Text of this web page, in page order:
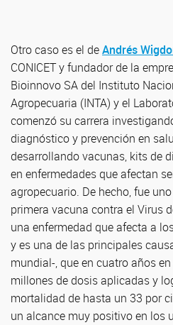
Otro caso es el deAndrés
CONICET y fundador de la
Bioinnovo SA del Instituto
Agropecuaria (INTA) y el
comenzó su carrera
diagnóstico y prevención en
desarrollando vacunas, kits de
en enfermedades que afectan
agropecuario. De hecho, fue
primera vacuna contra el Virus
una enfermedad que afecta a
y es una de las principales
mundial-, que en cuatro años
millones de dosis aplicadas y
mortalidad de hasta un 33 por
un alcance muy positivo en los